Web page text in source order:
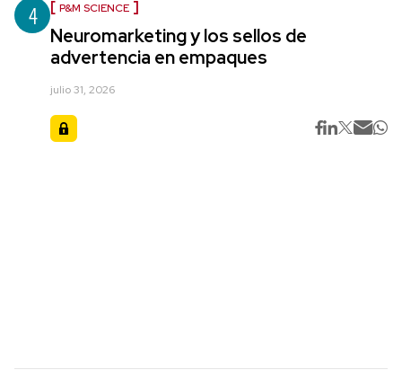
4 P&M SCIENCE
Neuromarketing y los sellos de
advertencia en empaques
julio 31, 2026